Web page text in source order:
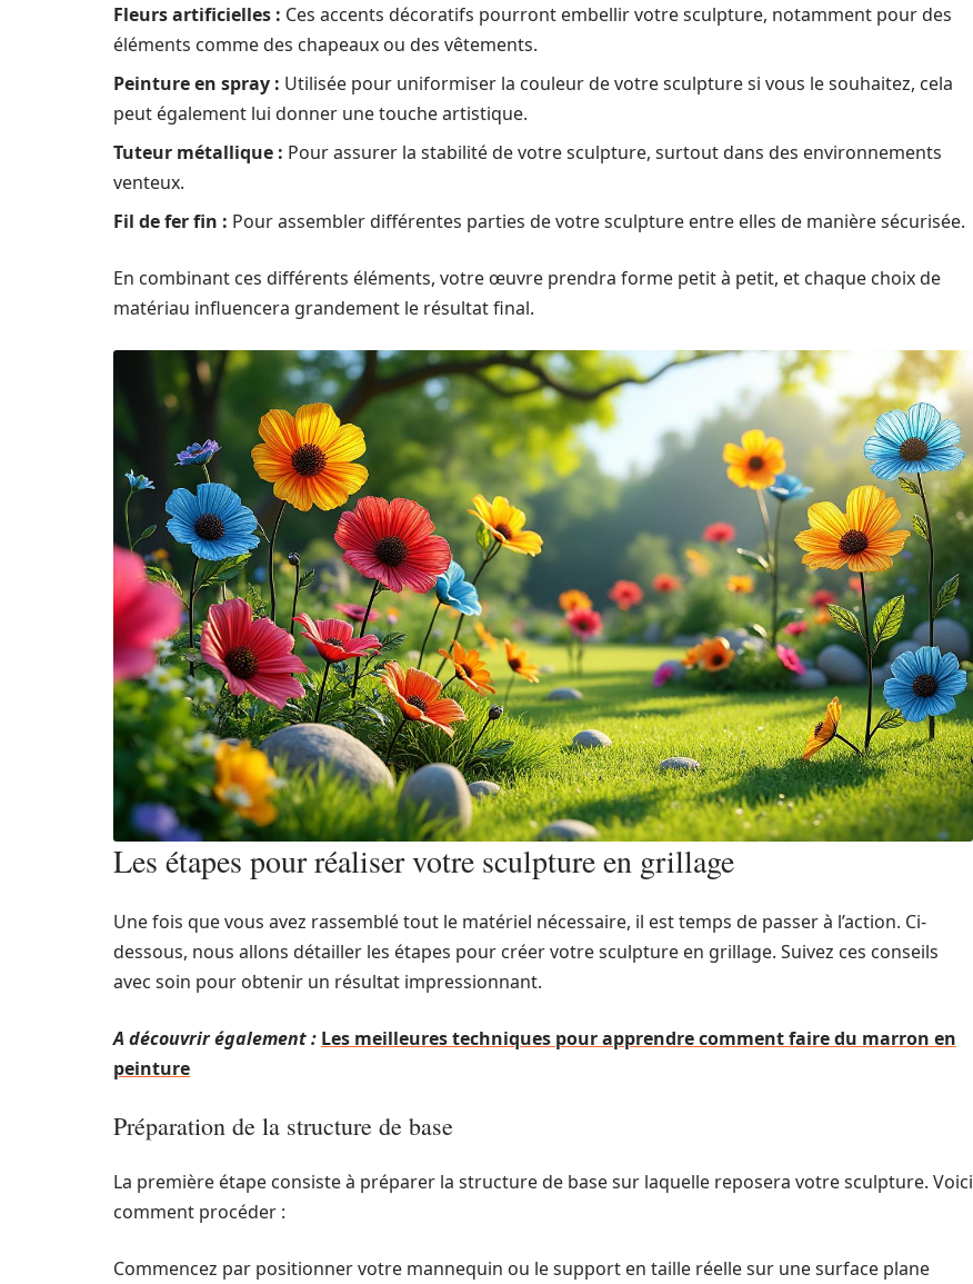
Fleurs artificielles : Ces accents décoratifs pourront embellir votre sculpture, notamment pour des
éléments comme des chapeaux ou des vêtements.
Peinture en spray : Utilisée pour uniformiser la couleur de votre sculpture si vous le souhaitez, cela
peut également lui donner une touche artistique.
Tuteur métallique : Pour assurer la stabilité de votre sculpture, surtout dans des environnements
venteux.
Fil de fer fin : Pour assembler différentes parties de votre sculpture entre elles de manière sécurisée.
En combinant ces différents éléments, votre œuvre prendra forme petit à petit, et chaque choix de
matériau influencera grandement le résultat final.
Les étapes pour réaliser votre sculpture en grillage
Une fois que vous avez rassemblé tout le matériel nécessaire, il est temps de passer à l’action. Ci-
dessous, nous allons détailler les étapes pour créer votre sculpture en grillage. Suivez ces conseils
avec soin pour obtenir un résultat impressionnant.
A découvrir également : Les meilleures techniques pour apprendre comment faire du marron en
peinture
Préparation de la structure de base
La première étape consiste à préparer la structure de base sur laquelle reposera votre sculpture. Voici
comment procéder :
Commencez par positionner votre mannequin ou le support en taille réelle sur une surface plane